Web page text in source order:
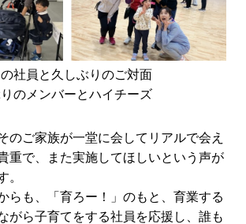
社員と久しぶりのご対面
のメンバーとハイチーズ
のご家族が一堂に会してリアルで会え
重で、また実施してほしいという声が
。
らも、「育ろー！」のもと、育業する
がら子育てをする社員を応援し、誰も